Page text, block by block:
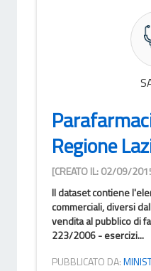
Regione
[CREATO IL: 02/09/
Il dataset contiene
commerciali, diversi
vendita al pubblico di
223/2006 - esercizi...
PUBBLICATO DA: